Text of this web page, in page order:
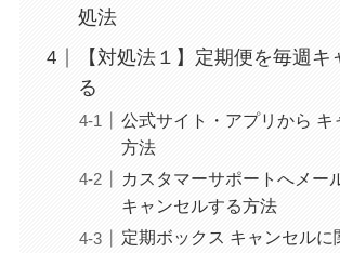
処法
【対処法１】定期便を毎週キ
る
公式サイト・アプリから キ
方法
カスタマーサポートへメー
キャンセルする方法
定期ボックス キャンセルに